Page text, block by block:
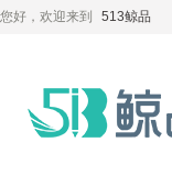
您好，欢迎来到 513鲸品